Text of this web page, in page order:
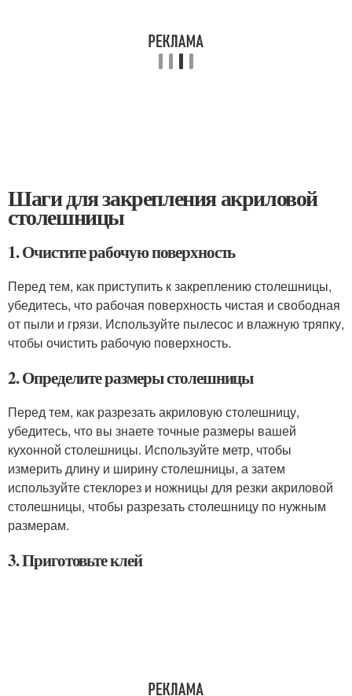
Шаги для закрепления акриловой
столешницы
1. Очистите рабочую поверхность
Перед тем, как приступить к закреплению столешницы,
убедитесь, что рабочая поверхность чистая и свободная
от пыли и грязи. Используйте пылесос и влажную тряпку,
чтобы очистить рабочую поверхность.
2. Определите размеры столешницы
Перед тем, как разрезать акриловую столешницу,
убедитесь, что вы знаете точные размеры вашей
кухонной столешницы. Используйте метр, чтобы
измерить длину и ширину столешницы, а затем
используйте стеклорез и ножницы для резки акриловой
столешницы, чтобы разрезать столешницу по нужным
размерам.
3. Приготовьте клей